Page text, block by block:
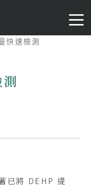
快速檢測
已將 DEHP 提